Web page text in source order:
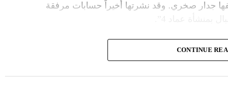
جدار صخري. وقد نشرتها أخيراً حسابات مرفقة
CONTINUE